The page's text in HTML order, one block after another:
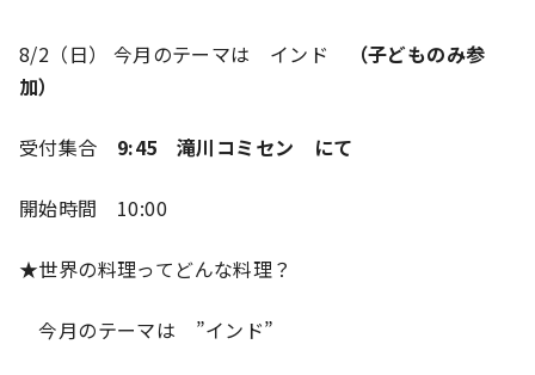
8/2（日） 今月のテーマは インド （子どものみ参
加）
受付集合 9:45 滝川コミセン にて
開始時間 10:00
★世界の料理ってどんな料理？
今月のテーマは ”インド”